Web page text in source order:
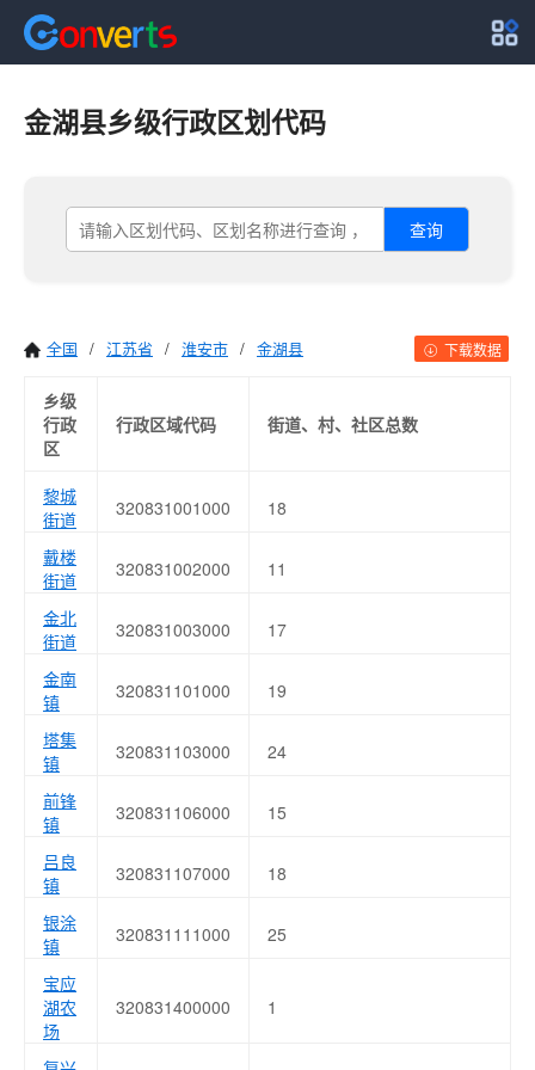
金湖县乡级行政区划代码
查询
全国 / 江苏省 / 淮安市 / 金湖县 下载数据
乡级
行政
区
行政区域代码 街道、村、社区总数
黎城
街道
320831001000 18
戴楼
街道
320831002000 11
金北
街道
320831003000 17
金南
镇
320831101000 19
塔集
镇
320831103000 24
前锋
镇
320831106000 15
吕良
镇
320831107000 18
银涂
镇
320831111000 25
宝应
湖农
场
320831400000 1